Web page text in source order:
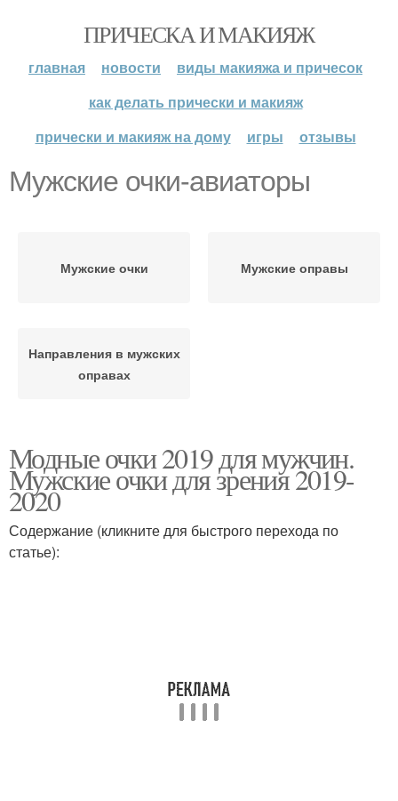
ПРИЧЕСКА И МАКИЯЖ
главная новости
виды макияжа и причесок
как делать прически и макияж
прически и макияж на дому
игры отзывы
Мужские очки-авиаторы
Мужские очки Мужские оправы
Направления в мужских
оправах
Модные очки 2019 для мужчин.
Мужские очки для зрения 2019-
2020
Содержание (кликните для быстрого перехода по
статье):